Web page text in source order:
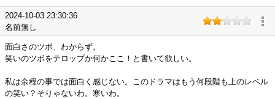
2024-10-03 23:30:36
名前無し
面白さのツボ、わからず。
笑いのツボをテロップか何かここ！と書いて欲しい。
私は余程の事では面白く感じない。このドラマはもう何段階も上のレベル
の笑い？そりゃないわ。寒いわ。